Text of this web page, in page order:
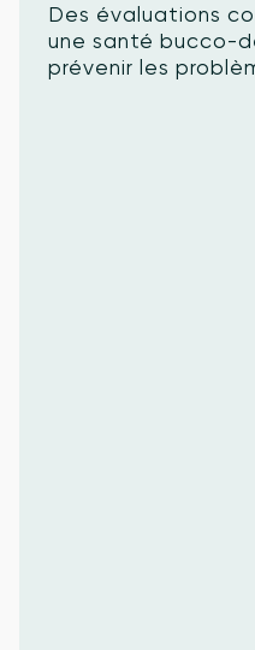
Des évaluations
une santé bucco-
prévenir les